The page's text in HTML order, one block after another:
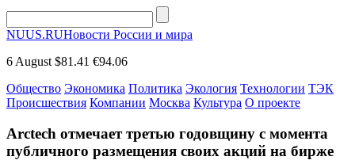
NUUS.RUНовости России и мира
6 August $81.41 €94.06
Общество Экономика Политика Экология Технологии ТЭК
Происшествия Компании Москва Культура О проекте
Arctech отмечает третью годовщину с момента
публичного размещения своих акций на бирже